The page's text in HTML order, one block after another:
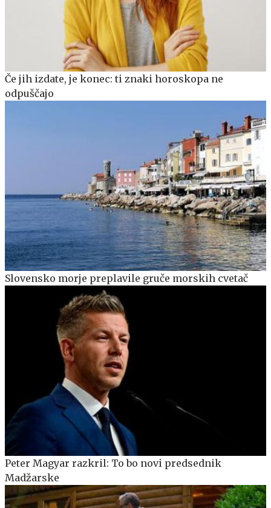
Če jih izdate, je konec: ti znaki horoskopa ne
odpuščajo
Slovensko morje preplavile gruče morskih cvetač
Peter Magyar razkril: To bo novi predsednik
Madžarske